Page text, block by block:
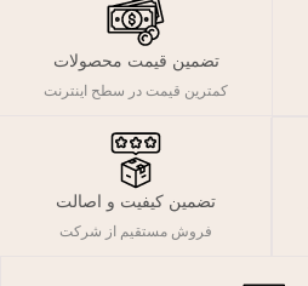
تضمین قیمت محصولات
کمترین قیمت در سطح اینترنت
تضمین کیفیت و اصالت
فروش مستقیم از شرکت